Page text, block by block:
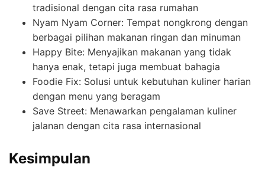
tradisional dengan cita rasa rumahan
Nyam Nyam Corner: Tempat nongkrong dengan
berbagai pilihan makanan ringan dan minuman
Happy Bite: Menyajikan makanan yang tidak
hanya enak, tetapi juga membuat bahagia
Foodie Fix: Solusi untuk kebutuhan kuliner harian
dengan menu yang beragam
Save Street: Menawarkan pengalaman kuliner
jalanan dengan cita rasa internasional
Kesimpulan